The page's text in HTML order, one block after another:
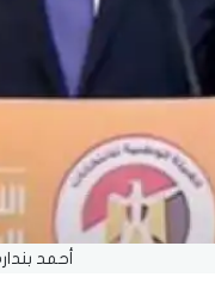
أحمد